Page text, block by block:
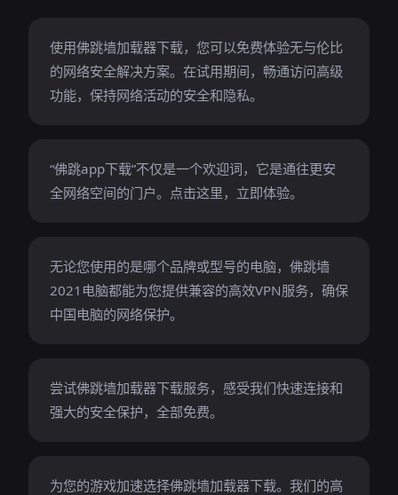
使用佛跳墙加载器下载，您可以免费体验无与伦比
的网络安全解决方案。在试用期间，畅通访问高级
功能，保持网络活动的安全和隐私。
“佛跳app下载”不仅是一个欢迎词，它是通往更安
全网络空间的门户。点击这里，立即体验。
无论您使用的是哪个品牌或型号的电脑，佛跳墙
2021电脑都能为您提供兼容的高效VPN服务，确保
中国电脑的网络保护。
尝试佛跳墙加载器下载服务，感受我们快速连接和
强大的安全保护，全部免费。
为您的游戏加速选择佛跳墙加载器下载。我们的高